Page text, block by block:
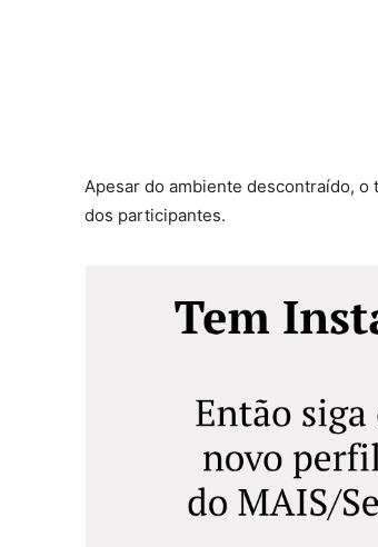
Apesar do ambiente descontraído,
dos participantes.